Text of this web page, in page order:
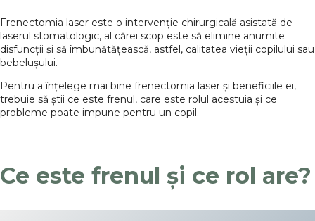
Frenectomia laser este o intervenție chirurgicală asistată de
laserul stomatologic, al cărei scop este să elimine anumite
disfuncții și să îmbunătățească, astfel, calitatea vieții copilului sau
bebelușului.
Pentru a înțelege mai bine frenectomia laser și beneficiile ei,
trebuie să știi ce este frenul, care este rolul acestuia și ce
probleme poate impune pentru un copil.
Ce este frenul și ce rol are?